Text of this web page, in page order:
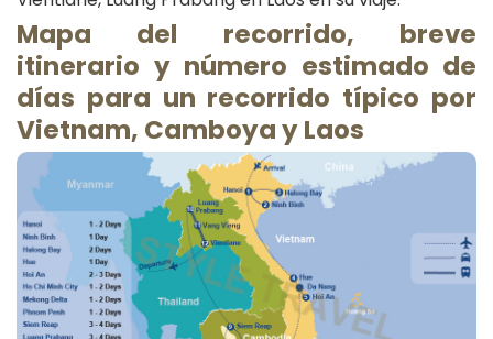
Mapa del recorrido, breve
itinerario y número estimado de
días para un recorrido típico por
Vietnam, Camboya y Laos